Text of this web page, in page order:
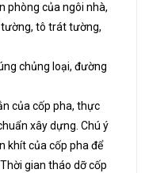
phòng của ngôi nhà,
tô trát tường,
chủng loại, đường
của cốp pha, thực
xây dựng. Chú ý
khít của cốp pha để
gian tháo dỡ cốp